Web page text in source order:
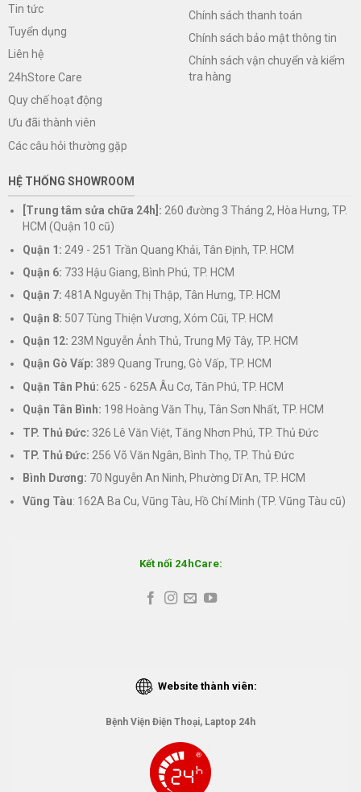
Tin tức
Tuyển dụng
Liên hệ
24hStore Care
Quy chế hoạt động
Ưu đãi thành viên
Các câu hỏi thường gặp
Chính sách thanh toán
Chính sách bảo mật thông tin
Chính sách vận chuyển và kiểm
tra hàng
HỆ THỐNG SHOWROOM
[Trung tâm sửa chữa 24h]: 260 đường 3 Tháng 2, Hòa Hưng, TP.
HCM (Quận 10 cũ)
Quận 1: 249 - 251 Trần Quang Khải, Tân Định, TP. HCM
Quận 6: 733 Hậu Giang, Bình Phú, TP. HCM
Quận 7: 481A Nguyễn Thị Thập, Tân Hưng, TP. HCM
Quận 8: 507 Tùng Thiện Vương, Xóm Cũi, TP. HCM
Quận 12: 23M Nguyễn Ảnh Thủ, Trung Mỹ Tây, TP. HCM
Quận Gò Vấp: 389 Quang Trung, Gò Vấp, TP. HCM
Quận Tân Phú: 625 - 625A Âu Cơ, Tân Phú, TP. HCM
Quận Tân Bình: 198 Hoàng Văn Thụ, Tân Sơn Nhất, TP. HCM
TP. Thủ Đức: 326 Lê Văn Việt, Tăng Nhơn Phú, TP. Thủ Đức
TP. Thủ Đức: 256 Võ Văn Ngân, Bình Thọ, TP. Thủ Đức
Bình Dương: 70 Nguyễn An Ninh, Phường Dĩ An, TP. HCM
Vũng Tàu: 162A Ba Cu, Vũng Tàu, Hồ Chí Minh (TP. Vũng Tàu cũ)
Kết nối 24hCare:
Website thành viên:
Bệnh Viện Điện Thoại, Laptop 24h